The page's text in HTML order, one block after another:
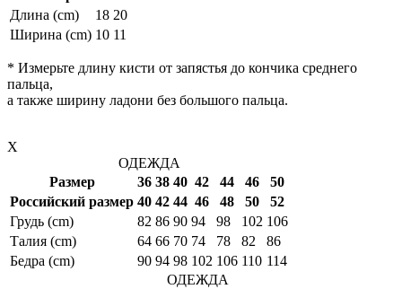
Длина (cm)
18 20
Ширина (cm) 10 11
* Измерьте длину кисти от запястья до кончика среднего
пальца,
а также ширину ладони без большого пальца.
X
ОДЕЖДА
Размер
36 38 40 42 44 46
50
Российский размер 40 42 44 46 48 50
52
Грудь (cm)
82 86 90 94 98 102 106
Талия (cm)
64 66 70 74 78 82
86
Бедра (cm)
90 94 98 102 106 110 114
ОДЕЖДА